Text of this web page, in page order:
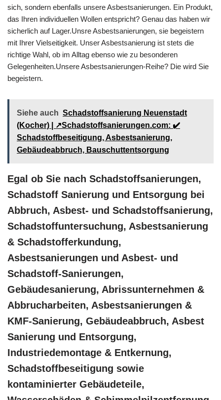
sich, sondern ebenfalls unsere Asbestsanierungen. Ein Produkt,
das Ihren individuellen Wollen entspricht? Genau das haben wir
sicherlich auf Lager.Unsre Asbestsanierungen, sie begeistern
mit Ihrer Vielseitigkeit. Unser Asbestsanierung ist stets die
richtige Wahl, ob im Alltag ebenso wie zu besonderen
Gelegenheiten.Unsere Asbestsanierungen-Reihe? Die wird Sie
begeistern.
Siehe auch Schadstoffsanierung Neuenstadt
(Kocher) | ↗️Schadstoffsanierungen.com: ✔️
Schadstoffbeseitigung, Asbestsanierung,
Gebäudeabbruch, Bauschuttentsorgung
Egal ob Sie nach Schadstoffsanierungen,
Schadstoff Sanierung und Entsorgung bei
Abbruch, Asbest- und Schadstoffsanierung,
Schadstoffuntersuchung, Asbestsanierung
& Schadstofferkundung,
Asbestsanierungen und Asbest- und
Schadstoff-Sanierungen,
Gebäudesanierung, Abrissunternehmen &
Abbrucharbeiten, Asbestsanierungen &
KMF-Sanierung, Gebäudeabbruch, Asbest
Sanierung und Entsorgung,
Industriedemontage & Entkernung,
Schadstoffbeseitigung sowie
kontaminierter Gebäudeteile,